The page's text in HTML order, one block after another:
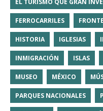
FERROCARRILES
HISTORIA IGLESIAS
INMIGRACIÓN ISLAS
MUSEO MÉXICO
PARQUES NACIONALES